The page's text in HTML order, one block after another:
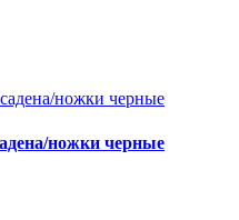
ножки черные